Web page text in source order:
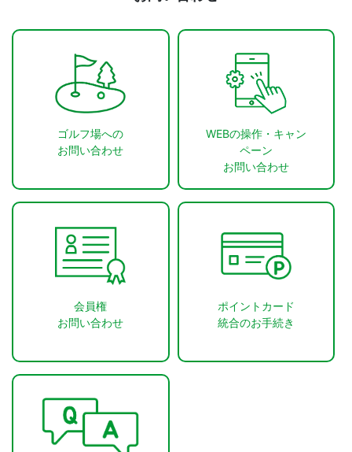
ゴルフ場への
お問い合わせ
WEBの操作・キャン
ペーン
お問い合わせ
会員権
お問い合わせ
ポイントカード
統合のお手続き